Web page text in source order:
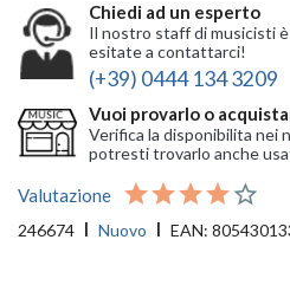
Chiedi ad un esperto
Il nostro staff di musicisti
esitate a contattarci!
(+39) 0444 134 3209
Vuoi provarlo o
Verifica la disponibilita nei
potresti trovarlo anche
Valutazione
246674 Nuovo EAN: